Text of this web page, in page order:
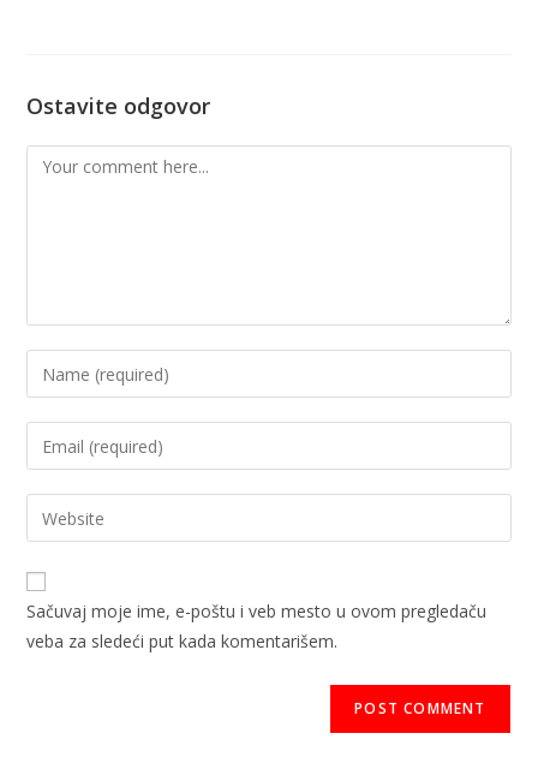
Ostavite odgovor
Sačuvaj moje ime, e-poštu i veb mesto u ovom pregledaču
veba za sledeći put kada komentarišem.